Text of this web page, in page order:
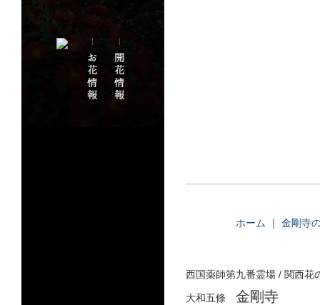
ホーム ｜ 金剛寺
西国薬師第九番霊場 / 関西花
大和五條 金剛寺